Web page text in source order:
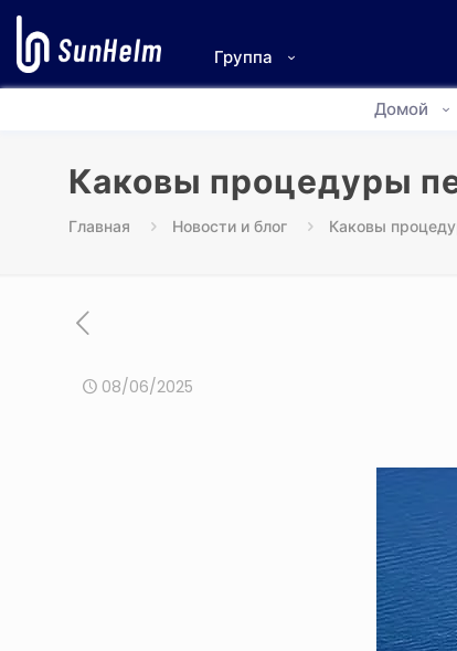
Группа
Домой
Каковы процедуры
Главная Новости и блог Каковы
08/06/2025